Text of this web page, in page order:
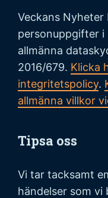
Veckans Nyheter
personuppgifter i
allmänna
2016/679. Klicka
integritetspolicy.
allmänna villkor
Tipsa oss
Vi tar tacksamt
händelser som vi